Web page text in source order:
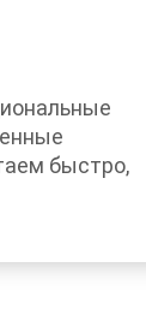
быстро,